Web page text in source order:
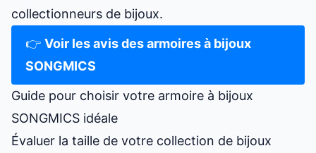
collectionneurs de bijoux.
👉 Voir les avis des armoires à bijoux
SONGMICS
Guide pour choisir votre armoire à bijoux
SONGMICS idéale
Évaluer la taille de votre collection de bijoux